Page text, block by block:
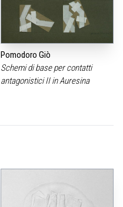
Pomodoro Giò
Schemi di base per contatti
antagonistici II in Auresina